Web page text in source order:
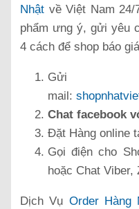
Nhật về Việt Nam
phẩm ưng ý, gửi yêu
4 cách để shop báo
Gửi
mail:
Chat facebook
Đặt Hàng online
Gọi điện cho
hoặc Chat Viber,
Dịch Vụ Order Hàng